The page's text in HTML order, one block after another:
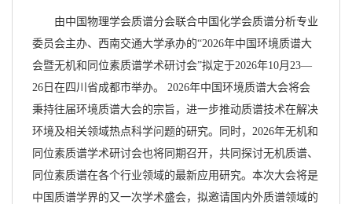
由中国物理学会质谱分会联合中国化学会质谱分析专业
委员会主办、西南交通大学承办的“2026年中国环境质谱大
会暨无机和同位素质谱学术研讨会”拟定于2026年10月23—
26日在四川省成都市举办。 2026年中国环境质谱大会将会
秉持往届环境质谱大会的宗旨，进一步推动质谱技术在解决
环境及相关领域热点科学问题的研究。同时，2026年无机和
同位素质谱学术研讨会也将同期召开，共同探讨无机质谱、
同位素质谱在各个行业领域的最新应用研究。本次大会将是
中国质谱学界的又一次学术盛会，拟邀请国内外质谱领域的